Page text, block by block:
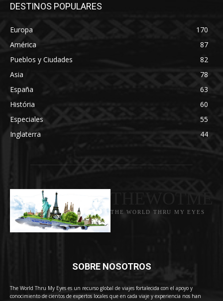
DESTINOS POPULARES
Europa
170
América
87
Pueblos y Ciudades
82
Asia
78
España
63
História
60
Especiales
55
Inglaterra
44
THE WORLD THRU MY EYES
SOBRE NOSOTROS
The World Thru My Eyes es un recurso global de viajes fortalecida con el apoyo y
conocimiento de cientos de expertos locales que en cada viaje y experiencia nos han